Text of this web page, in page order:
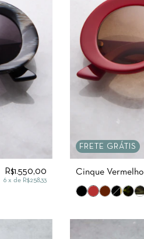
R$1.550,00
6 x de R$258,33
FRETE GRÁTIS
Cinque Vermelho